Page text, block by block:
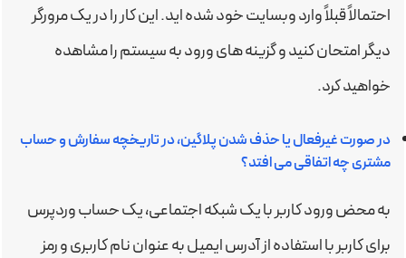
احتمالاً قبلاً وارد وبسایت خود شده اید. این کار را در یک مرورگر
دیگر امتحان کنید و گزینه های ورود به سیستم را مشاهده
خواهید کرد.
در صورت غیرفعال یا حذف شدن پلاگین، در تاریخچه سفارش و حساب
مشتری چه اتفاقی می افتد؟
به محض ورود کاربر با یک شبکه اجتماعی، یک حساب وردپرس
برای کاربر با استفاده از آدرس ایمیل به عنوان نام کاربری و رمز